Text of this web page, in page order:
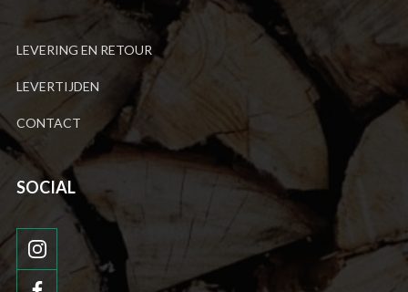
LEVERING EN RETOUR
LEVERTIJDEN
CONTACT
SOCIAL